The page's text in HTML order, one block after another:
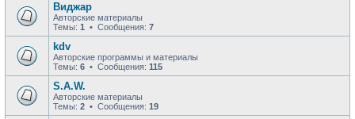
Виджар
Авторские материалы
Темы: 1 • Сообщения: 7
kdv
Авторские программы и материалы
Темы: 6 • Сообщения: 115
S.A.W.
Авторские материалы
Темы: 2 • Сообщения: 19